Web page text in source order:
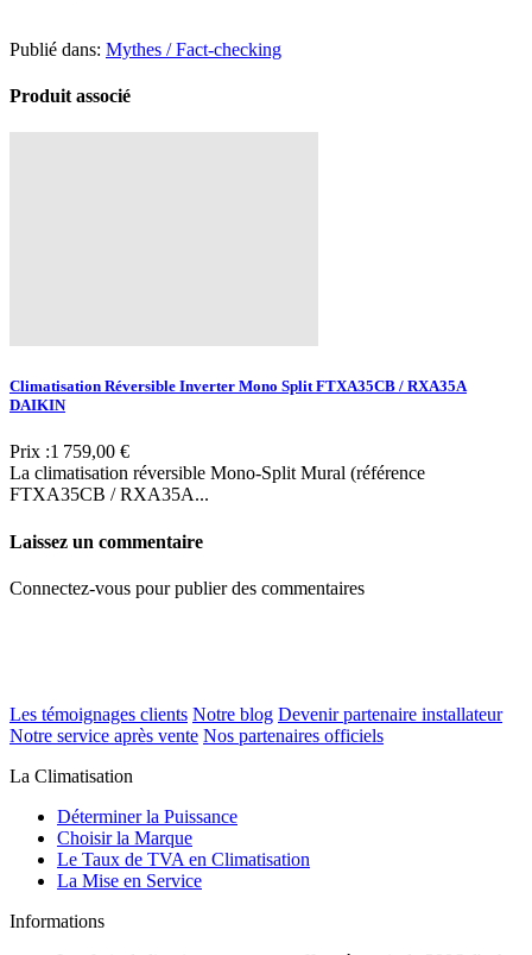
Publié dans: Mythes / Fact-checking
Produit associé
Climatisation Réversible Inverter Mono Split FTXA35CB / RXA35A
DAIKIN
Prix :1 759,00 €
La climatisation réversible Mono-Split Mural (référence
FTXA35CB / RXA35A...
Laissez un commentaire
Connectez-vous pour publier des commentaires
Les témoignages clients Notre blog Devenir partenaire installateur
Notre service après vente Nos partenaires officiels
La Climatisation
Déterminer la Puissance
Choisir la Marque
Le Taux de TVA en Climatisation
La Mise en Service
Informations